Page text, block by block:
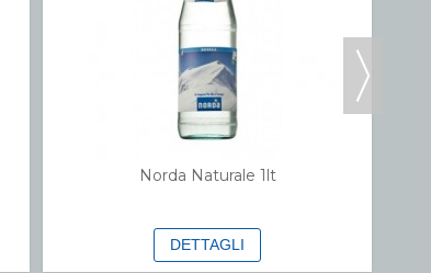
Norda Naturale 1lt
DETTAGLI